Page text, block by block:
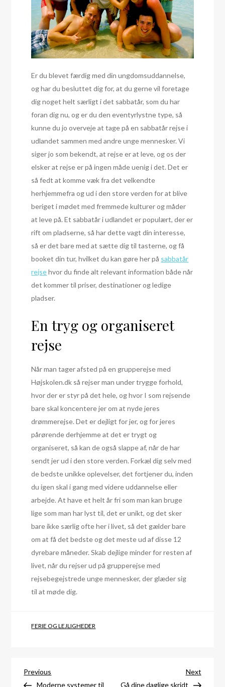
Er du blevet færdig med din ungdomsuddannelse,
og har du besluttet dig for, at du gerne vil foretage
dig noget helt særligt i det sabbatår, som du har
foran dig nu, og er du den eventyrlystne type, så
kunne du jo overveje at tage på en sabbatår rejse i
udlandet sammen med andre unge mennesker. Vi
siger jo som bekendt, at rejse er at leve, og os der
elsker at rejse er på ingen måde uenig i det. Det er
så fedt at komme væk fra det velkendte
herhjemmefra og ud i den store verden for at blive
beriget i mødet med fremmede kulturer og måder
at leve på. Et sabbatår i udlandet er populært, der er
rift om pladserne, så har dette vagt din interesse,
så er det bare med at sætte dig til tasterne, og få
booket din tur, hvilket du kan gøre her på sabbatår
rejsehvor du finde alt relevant information både når
det kommer til priser, destinationer og ledige
pladser.
En tryg og organiseret
rejse
Når man tager afsted på en grupperejse med
Højskolen.dk så rejser man under trygge forhold,
hvor der er styr på det hele, og hvor I som rejsende
bare skal koncentere jer om at nyde jeres
drømmerejse. Det er dejligt for jer, og for jeres
pårørende derhjemme at det er trygt og
organiseret, så kan de også slappe af, når de har
sendt jer ud i den store verden. Forkæl dig selv med
de bedste unikke oplevelser, det fortjener du, inden
du igen skal i gang med videre uddannelse eller
arbejde. At have et helt år fri som man kan bruge
lige som man har lyst til, det er unikt, og det sker
bare ikke særlig ofte her i livet, så det gælder bare
om at få det bedste og det meste ud af disse 12
dyrebare måneder. Skab dejlige minder for resten af
livet, når du rejser ud på grupperejse med
rejsebegejstrede unge mennesker, der glæder sig
til at møde dig.
FERIE OG LEJLIGHEDER
Indlægsnavigation
Previous
Post
Previous
Moderne systemer til
Next
Post
Next
Gå dine daglige skridt